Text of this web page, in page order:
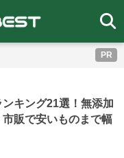
PR
キング21選！無添加
販で安いものまで幅